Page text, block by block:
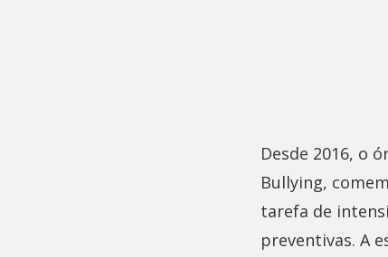
Desde 2016, o
Bullying,
tarefa de
preventivas. A